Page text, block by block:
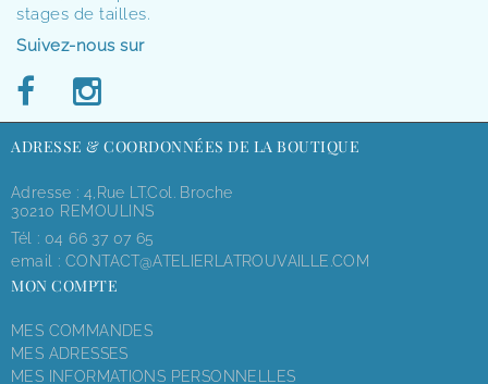
stages de tailles.
Suivez-nous sur
ADRESSE & COORDONNÉES DE LA BOUTIQUE
Adresse : 4,rue LT.Col. Broche
30210 REMOULINS
Tél : 04 66 37 07 65
email : CONTACT@ATELIERLATROUVAILLE.COM
MON COMPTE
MES COMMANDES
MES ADRESSES
MES INFORMATIONS PERSONNELLES